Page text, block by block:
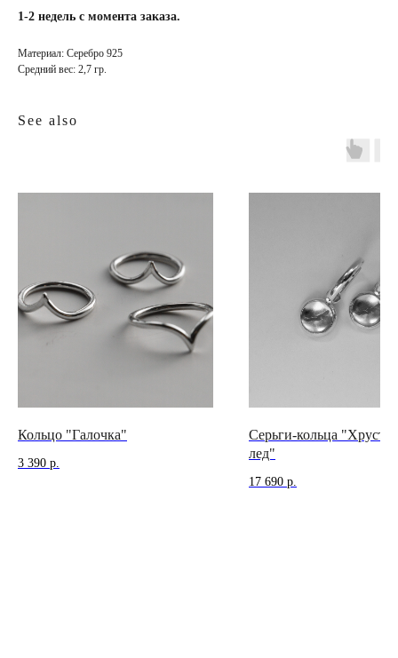
1-2 недель с момента заказа.
Материал: Серебро 925
Средний вес: 2,7 гр.
See also
Кольцо "Галочка"
3 390 р.
Серьги-кольца
лед"
17 690 р.
сотрудничество
вконтакте
телеграм
конфиденциальность
ежедневно
12:00 — 19:00
Иркутск
Пионерский переулок, 3
телеграм-канал